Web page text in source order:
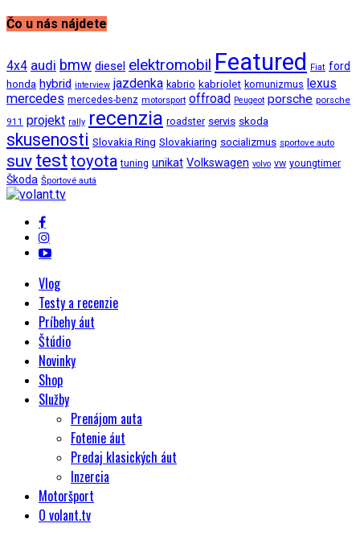
Čo u nás nájdete
4x4 audi bmw diesel elektromobil Featured Fiat ford
honda hybrid interview jazdenka kabrio kabriolet komunizmus lexus
mercedes mercedes-benz motorsport offroad Peugeot porsche porsche
911 projekt rally recenzia roadster servis skoda
skusenosti Slovakia Ring Slovakiaring socializmus sportove auto
suv testtoyota tuning unikat Volkswagen volvo vw youngtimer
Škoda Športové autá
Vlog
Testy a recenzie
Príbehy áut
Štúdio
Novinky
Shop
Služby
Prenájom auta
Fotenie áut
Predaj klasických áut
Inzercia
Motoršport
O volant.tv